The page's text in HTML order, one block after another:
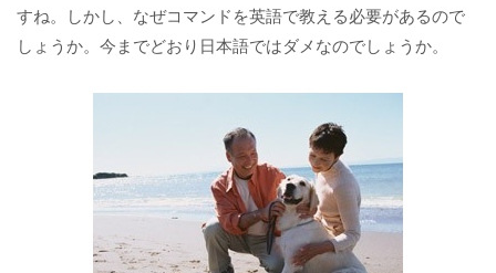
すね。しかし、なぜコマンドを英語で教える必要があるので
しょうか。今までどおり日本語ではダメなのでしょうか。